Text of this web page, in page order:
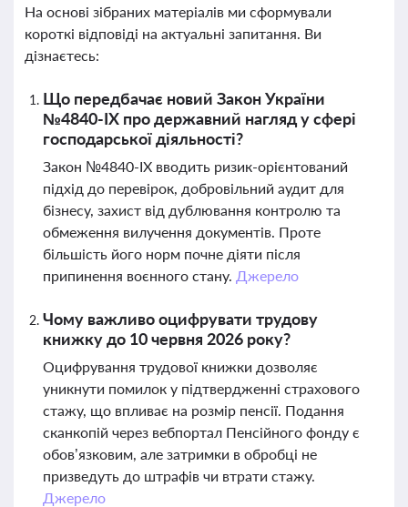
На основі зібраних матеріалів ми сформували
короткі відповіді на актуальні запитання. Ви
дізнаєтесь:
Що передбачає новий Закон України
№4840-IX про державний нагляд у сфері
господарської діяльності?
Закон №4840-IX вводить ризик-орієнтований
підхід до перевірок, добровільний аудит для
бізнесу, захист від дублювання контролю та
обмеження вилучення документів. Проте
більшість його норм почне діяти після
припинення воєнного стану. Джерело
Чому важливо оцифрувати трудову
книжку до 10 червня 2026 року?
Оцифрування трудової книжки дозволяє
уникнути помилок у підтвердженні страхового
стажу, що впливає на розмір пенсії. Подання
сканкопій через вебпортал Пенсійного фонду є
обов’язковим, але затримки в обробці не
призведуть до штрафів чи втрати стажу.
Джерело